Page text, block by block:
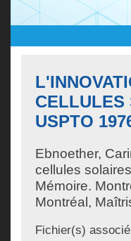
CELLULES
USPTO
Ebnoether,
cellules
Mémoire.
Montréal,
Fichier(s)